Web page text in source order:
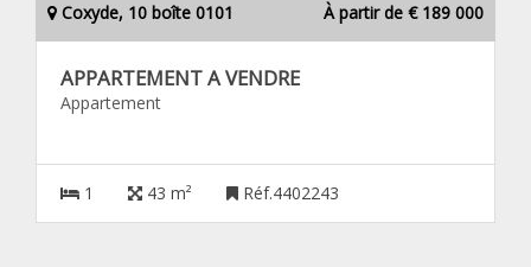
Coxyde, 10 boîte 0101 À partir de € 189 000
APPARTEMENT A VENDRE
Appartement
1 43 m² Réf.4402243